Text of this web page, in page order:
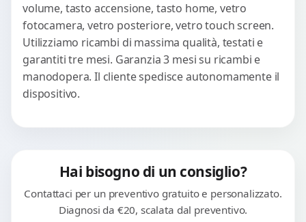
volume, tasto accensione, tasto home, vetro
fotocamera, vetro posteriore, vetro touch screen.
Utilizziamo ricambi di massima qualità, testati e
garantiti tre mesi. Garanzia 3 mesi su ricambi e
manodopera. Il cliente spedisce autonomamente il
dispositivo.
Hai bisogno di un consiglio?
Contattaci per un preventivo gratuito e personalizzato.
Diagnosi da €20, scalata dal preventivo.